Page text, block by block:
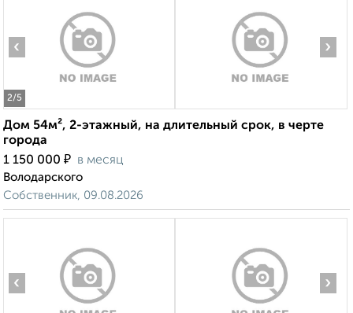
2/5
‹ ›
Дом 54м², 2-этажный, на длительный срок, в черте
города
1 150 000 ₽ в месяц
Володарского
Собственник, 09.08.2026
‹ ›